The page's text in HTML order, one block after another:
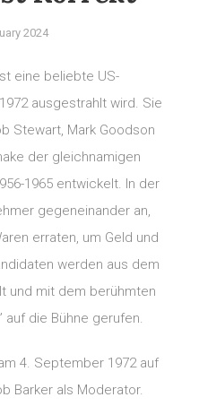
2024
eine beliebte US-
ausgestrahlt wird. Sie
Stewart, Mark Goodson
der gleichnamigen
1965 entwickelt. In der
gegeneinander an,
erraten, um Geld und
werden aus dem
und mit dem berühmten
auf die Bühne gerufen.
4. September 1972 auf
Barker als Moderator.